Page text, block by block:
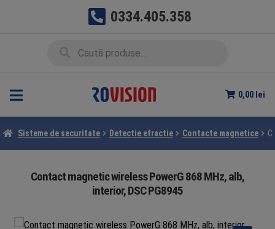
0334.405.358
0,00 lei
Sisteme de securitate Detectie efractie Contacte magnetice
Contact magnetic wireless PowerG 868 MHz, alb,
interior, DSC PG8945